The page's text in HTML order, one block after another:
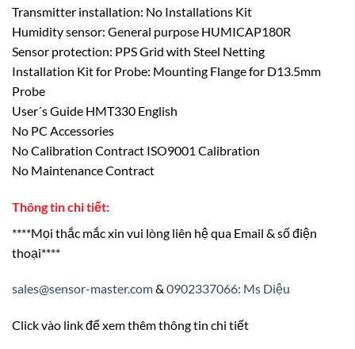
Transmitter installation: No Installations Kit
Humidity sensor: General purpose HUMICAP180R
Sensor protection: PPS Grid with Steel Netting
Installation Kit for Probe: Mounting Flange for D13.5mm
Probe
User´s Guide HMT330 English
No PC Accessories
No Calibration Contract ISO9001 Calibration
No Maintenance Contract
Thông tin chi tiết:
****Mọi thắc mắc xin vui lòng liên hệ qua Email & số điện
thoại****
sales@sensor-master.com& 0902337066: Ms Diệu
Click vào link để xem thêm thông tin chi tiết